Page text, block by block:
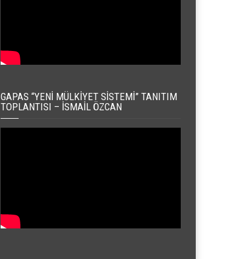
GAPAS “YENI MÜLKIYET SISTEMI” TANITIM
TOPLANTISI – İSMAIL ÖZCAN